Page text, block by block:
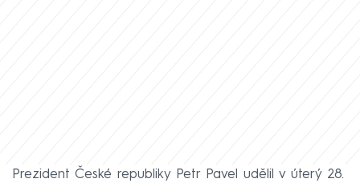
Prezident České republiky Petr Pavel udělil v úterý 28.